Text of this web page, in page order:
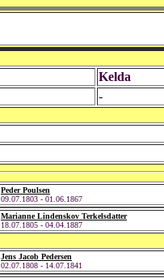
Kelda
-
Peder Poulsen
09.07.1803 - 01.06.1867
Marianne Lindenskov Terkelsdatter
18.07.1805 - 04.04.1887
Jens Jacob Pedersen
02.07.1808 - 14.07.1841